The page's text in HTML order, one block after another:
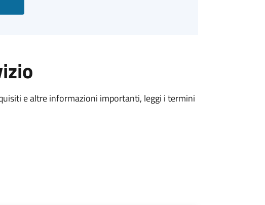
e altre informazioni importanti, leggi i termini